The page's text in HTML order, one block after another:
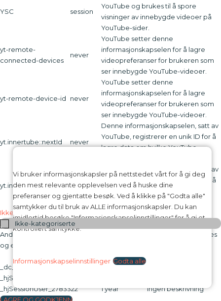
Vi bruker informasjonskapsler på nettstedet vårt for å gi deg
den mest relevante opplevelsen ved å huske dine
preferanser og gjentatte besøk. Ved å klikke på "Godta alle"
samtykker du til bruk av ALLE informasjonskapsler. Du kan
imidlertid besøke "Informasjonskapselinnstillinger" for å gi et
kontrollert samtykke.
Informasjonskapselinnstillinger Godta alle
YSC session
YouTube og brukes til å spore
visninger av innebygde videoer på
YouTube-sider.
yt-remote-
connected-devices
never
YouTube setter denne
informasjonskapselen for å lagre
videopreferanser for brukeren som
ser innebygde YouTube-videoer.
yt-remote-device-id never
YouTube setter denne
informasjonskapselen for å lagre
videopreferanser for brukeren som
ser innebygde YouTube-videoer.
yt.innertube::nextId never
Denne informasjonskapselen, satt av
YouTube, registrerer en unik ID for å
lagre data om hvilke YouTube-
yt.innertube::requestsnever
Denne informasjonskapselen, satt av
YouTube, registrerer en unik ID for å
videoer brukeren har sett.
Ikke-kategoriserte
Ikke-kategoriserte
Andre ikke-kategoriserte informasjonskapsler er de som analyseres
og ennå ikke er klassifisert i en kategori.
Varighet
_dc_gtm_UA-16973076-1
1 minute
_hjSession_2783322
_hjSessionUser_2783322
1 year
Ingen beskrivning